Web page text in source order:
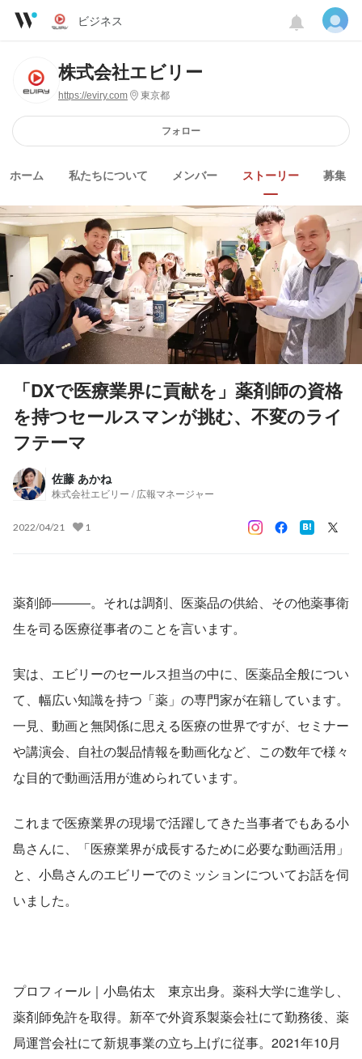
ビジネス
株式会社エビリー
https://eviry.com 東京都
フォロー
ホーム 私たちについて メンバー ストーリー 募集
「DXで医療業界に貢献を」薬剤師の資格
を持つセールスマンが挑む、不変のライ
フテーマ
佐藤 あかね
株式会社エビリー / 広報マネージャー
2022/04/21 1
薬剤師―――。それは調剤、医薬品の供給、その他薬事衛
生を司る医療従事者のことを言います。
実は、エビリーのセールス担当の中に、医薬品全般につい
て、幅広い知識を持つ「薬」の専門家が在籍しています。
一見、動画と無関係に思える医療の世界ですが、セミナー
や講演会、自社の製品情報を動画化など、この数年で様々
な目的で動画活用が進められています。
これまで医療業界の現場で活躍してきた当事者でもある小
島さんに、「医療業界が成長するために必要な動画活用」
と、小島さんのエビリーでのミッションについてお話を伺
いました。
プロフィール｜小島佑太　東京出身。薬科大学に進学し、
薬剤師免許を取得。新卒で外資系製薬会社にて勤務後、薬
局運営会社にて新規事業の立ち上げに従事。2021年10月